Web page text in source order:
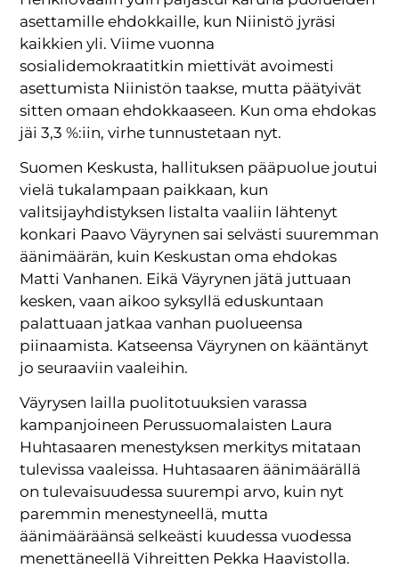
asettamille ehdokkaille, kun Niinistö jyräsi
kaikkien yli. Viime vuonna
sosialidemokraatitkin miettivät avoimesti
asettumista Niinistön taakse, mutta päätyivät
sitten omaan ehdokkaaseen. Kun oma ehdokas
jäi 3,3 %:iin, virhe tunnustetaan nyt.
Suomen Keskusta, hallituksen pääpuolue joutui
vielä tukalampaan paikkaan, kun
valitsijayhdistyksen listalta vaaliin lähtenyt
konkari Paavo Väyrynen sai selvästi suuremman
äänimäärän, kuin Keskustan oma ehdokas
Matti Vanhanen. Eikä Väyrynen jätä juttuaan
kesken, vaan aikoo syksyllä eduskuntaan
palattuaan jatkaa vanhan puolueensa
piinaamista. Katseensa Väyrynen on kääntänyt
jo seuraaviin vaaleihin.
Väyrysen lailla puolitotuuksien varassa
kampanjoineen Perussuomalaisten Laura
Huhtasaaren menestyksen merkitys mitataan
tulevissa vaaleissa. Huhtasaaren äänimäärällä
on tulevaisuudessa suurempi arvo, kuin nyt
paremmin menestyneellä, mutta
äänimääräänsä selkeästi kuudessa vuodessa
menettäneellä Vihreitten Pekka Haavistolla.